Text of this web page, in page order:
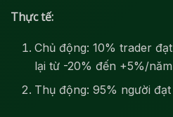
Thực tế:
Chủ động: 10% trader
lại từ -20% đến +5%/năm
Thụ động: 95% người